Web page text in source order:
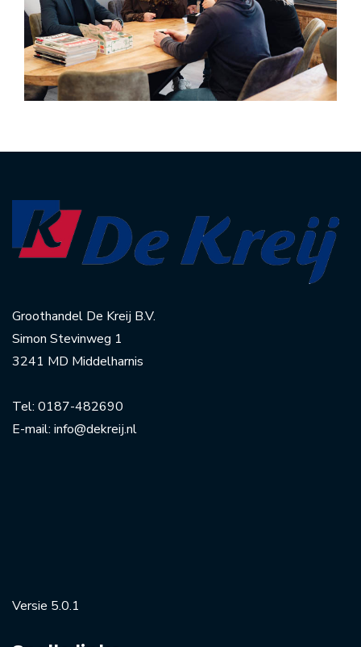
Groothandel De Kreij B.V.
Simon Stevinweg 1
3241 MD Middelharnis
Tel: 0187-482690
E-mail: info@dekreij.nl
Versie 5.0.1